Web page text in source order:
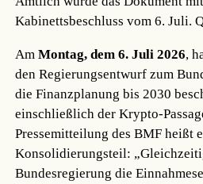
Kabinettsbeschluss vom 6. Juli.
AmMontag, dem 6. Juli 2026,
den Regierungsentwurf zum
die Finanzplanung bis 2030
einschließlich der Krypto-
Pressemitteilung des BMF heißt
Konsolidierungsteil:
Bundesregierung die